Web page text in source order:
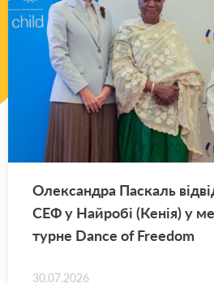
Оле­ксан­дра Па­скаль
СЕФ у Най­ро­бі (Кенія) у
турне Dance of Freedom
30.07.2026